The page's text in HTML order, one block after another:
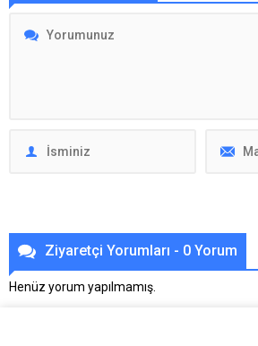
Ziyaretçi Yorumları - 0 Yorum
Henüz yorum yapılmamış.